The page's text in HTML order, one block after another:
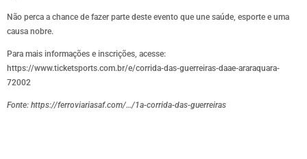
Não perca a chance de fazer parte deste evento que une saúde, esporte e uma
causa nobre.
Para mais informações e inscrições, acesse:
https://www.ticketsports.com.br/e/corrida-das-guerreiras-daae-araraquara-
72002
Fonte: https://ferroviariasaf.com/…/1a-corrida-das-guerreiras